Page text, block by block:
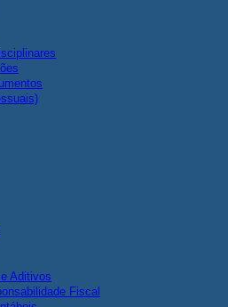
Aditivos
Fiscal